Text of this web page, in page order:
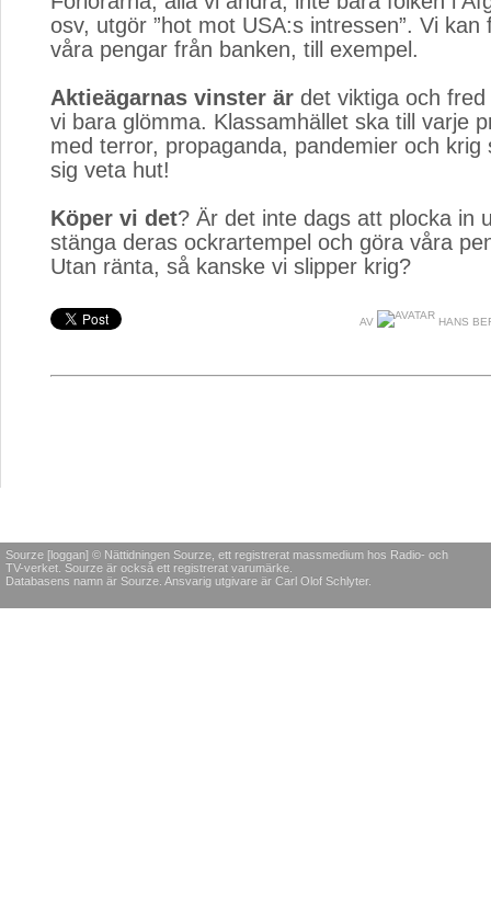
osv, utgör ”hot mot USA:s intressen”. Vi kan
våra pengar från banken, till exempel.
Aktieägarnas vinster är det viktiga och
vi bara glömma. Klassamhället ska till varje
med terror, propaganda, pandemier och krig
sig veta hut!
Köper vi det? Är det inte dags att plocka in
stänga deras ockrartempel och göra våra
Utan ränta, så kanske vi slipper krig?
AV HANS
Sourze [loggan] © Nättidningen Sourze, ett registrerat massmedium hos Radio- och
TV-verket. Sourze är också ett registrerat varumärke.
Databasens namn är Sourze. Ansvarig utgivare är Carl Olof Schlyter.